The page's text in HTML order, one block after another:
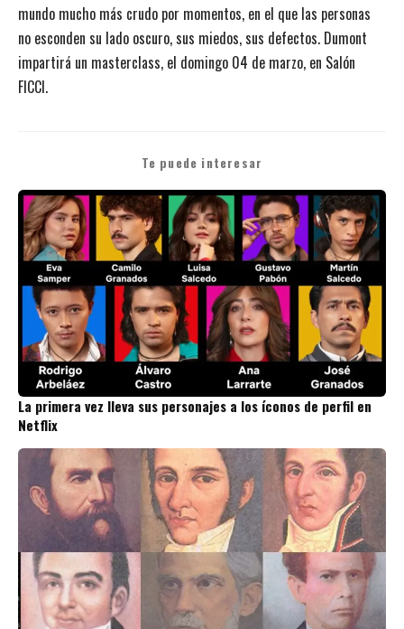
mundo mucho más crudo por momentos, en el que las personas
no esconden su lado oscuro, sus miedos, sus defectos. Dumont
impartirá un masterclass, el domingo 04 de marzo, en Salón
FICCI.
Te puede interesar
La primera vez lleva sus personajes a los íconos de perfil en
Netflix